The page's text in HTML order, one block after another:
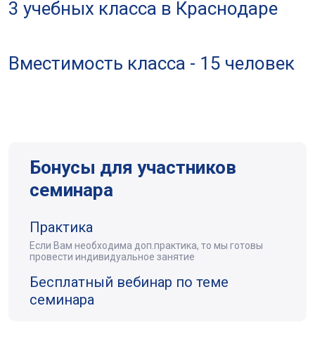
3 учебных класса в Краснодаре
Вместимость класса - 15 человек
Бонусы для участников
семинара
Практика
Если Вам необходима доп.практика, то мы готовы
провести индивидуальное занятие
Бесплатный вебинар по теме
семинара